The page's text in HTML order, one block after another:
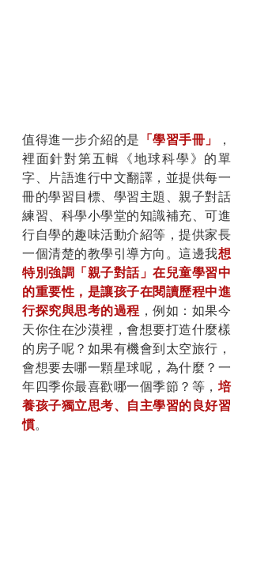
值得進一步介紹的是 「學習手冊」
，
裡面針對第五輯《地球科學》的單
字、片語進行中文翻譯，並提供每一
冊的學習目標、學習主題、親子對話
練習、科學小學堂的知識補充、可進
行自學的趣味活動介紹等，提供家長
一個清楚的教學引導方向。這邊我想
特別強調「親子對話」在兒童學習中
的重要性，是讓孩子在閱讀歷程中進
行探究與思考的過程 ，例如：如果今
天你住在沙漠裡，會想要打造什麼樣
的房子呢？如果有機會到太空旅行，
會想要去哪一顆星球呢，為什麼？一
年四季你最喜歡哪一個季節？等， 培
養孩子獨立思考、自主學習的良好習
慣。